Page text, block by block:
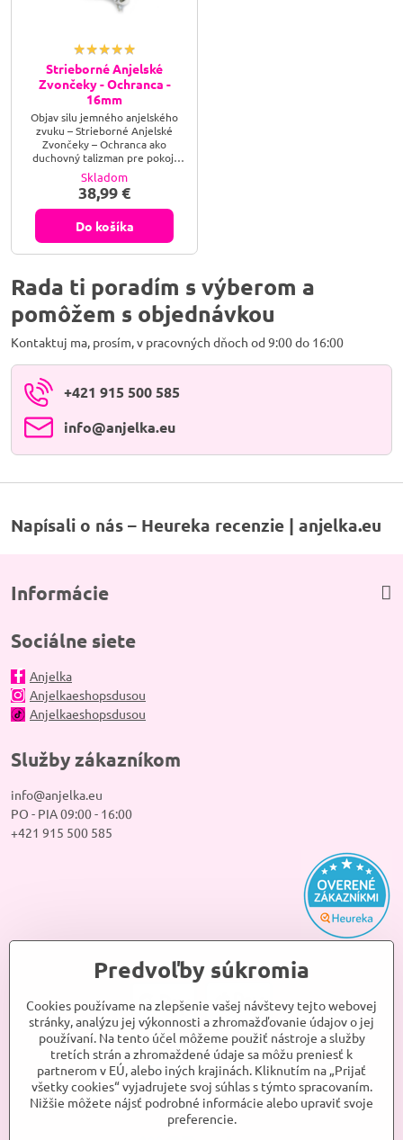
Strieborné Anjelské
Zvončeky - Ochranca -
16mm
Objav silu jemného anjelského
zvuku – Strieborné Anjelské
Zvončeky – Ochranca ako
duchovný talizman pre pokoj,
harmóniu a ochranu. Ručne
tvarovaný zvonček s posvätným
významom. Strieborné Anjelské
Zvončeky – Ochranca sú ako
tiché dotyky neba. Ich jemný
zvuk prebúdza pokoj, chráni
energiu priestoru a pripomína
strážneho.
Skladom
38,99 €
Do košíka
Rada ti poradím s výberom a
pomôžem s objednávkou
Kontaktuj ma, prosím, v pracovných dňoch od 9:00 do 16:00
+421 915 500 585
info​@anjelka​.eu
Napísali o nás – Heureka recenzie | anjelka.eu
Informácie
Sociálne siete
Anjelka
Anjelkaeshopsdusou
Anjelkaeshopsdusou
Služby zákazníkom
info@anjelka.eu
PO - PIA 09:00 - 16:00
+421 915 500 585
Predvoľby súkromia
Cookies používame na zlepšenie vašej návštevy tejto webovej
stránky, analýzu jej výkonnosti a zhromažďovanie údajov o jej
používaní. Na tento účel môžeme použiť nástroje a služby
tretích strán a zhromaždené údaje sa môžu preniesť k
partnerom v EÚ, alebo iných krajinách. Kliknutím na „Prijať
všetky cookies“ vyjadrujete svoj súhlas s týmto spracovaním.
Nižšie môžete nájsť podrobné informácie alebo upraviť svoje
preferencie.